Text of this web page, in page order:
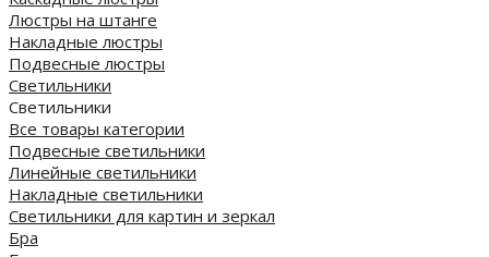
Люстры на штанге
Накладные люстры
Подвесные люстры
Светильники
Светильники
Все товары категории
Подвесные светильники
Линейные светильники
Накладные светильники
Светильники для картин и зеркал
Бра